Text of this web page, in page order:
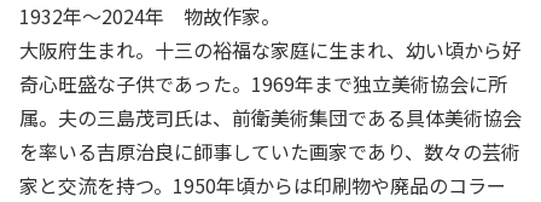
1932年～2024年 物故作家。
大阪府生まれ。十三の裕福な家庭に生まれ、幼い頃から好
奇心旺盛な子供であった。1969年まで独立美術協会に所
属。夫の三島茂司氏は、前衛美術集団である具体美術協会
を率いる吉原治良に師事していた画家であり、数々の芸術
家と交流を持つ。1950年頃からは印刷物や廃品のコラー